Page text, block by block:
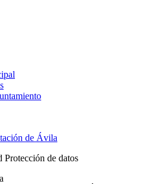
Protección de datos